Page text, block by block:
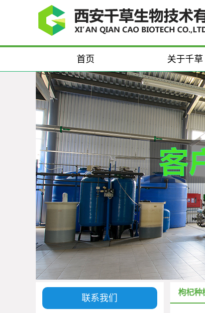
首页 关于千草
联系我们
枸杞种